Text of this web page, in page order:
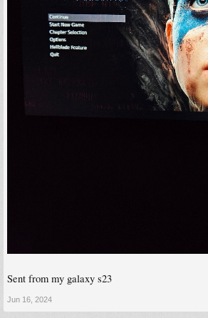
Sent from my galaxy s23
Jun 16, 2024